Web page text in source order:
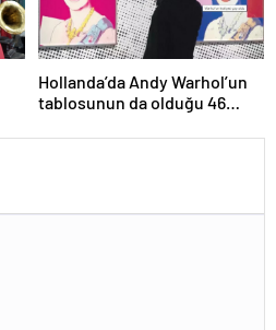
Hollanda’da Andy Warhol’un
tablosunun da olduğu 46